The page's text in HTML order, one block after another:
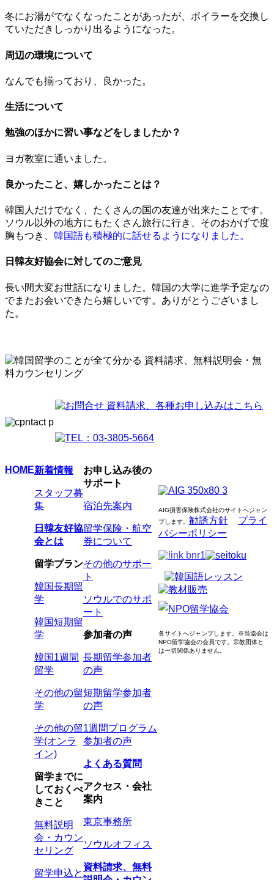
冬にお湯がでなくなったことがあったが、ボイラーを交換し
ていただきしっかり出るようになった。
周辺の環境について
なんでも揃っており、良かった。
生活について
勉強のほかに習い事などをしましたか？
ヨガ教室に通いました。
良かったこと、嬉しかったことは？
韓国人だけでなく、たくさんの国の友達が出来たことです。
ソウル以外の地方にもたくさん旅行に行き、そのおかげで度
胸もつき、 韓国語も積極的に話せるようになりました。
日韓友好協会に対してのご意見
長い間大変お世話になりました。韓国の大学に進学予定なの
でまたお会いできたら嬉しいです。ありがとうございまし
た。
HOME新着情報
スタッフ募
集
日韓友好協
会とは
留学プラン
韓国長期留
学
韓国短期留
学
韓国1週間
留学
その他の留
学
その他の留
学(オンラ
イン)
留学までに
しておくべ
きこと
無料説明
会・カウン
セリング
留学申込と
お申し込み後の
サポート
宿泊先案内
留学保険・航空
券について
その他のサポー
ト
ソウルでのサポ
ート
参加者の声
長期留学参加者
の声
短期留学参加者
の声
1週間プログラム
参加者の声
よくある質問
アクセス・会社
案内
東京事務所
ソウルオフィス
資料請求、無料
AIG損害保険株式会社のサイトへジャン
プします
勧誘方針
プライ
バシーポリシー
各サイトへジャンプします。 ※当協会は
NPO留学協会の会員です。 宗教団体と
は一切関係ありません。